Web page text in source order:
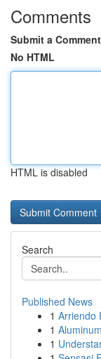
Comments
Submit a Comment
No HTML
HTML is disabled
Search
Published News
1 Arriendo
1
1